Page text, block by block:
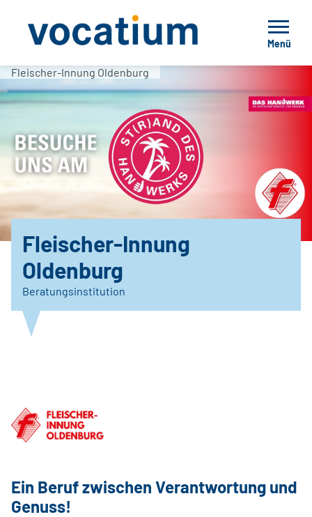
Menü
Fleischer-Innung Oldenburg
Fleischer-Innung
Oldenburg
Beratungsinstitution
Ein Beruf zwischen Verantwortung und
Genuss!